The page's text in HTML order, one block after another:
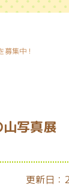
集中！
山写真展
更新日